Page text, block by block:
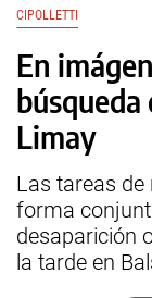
CIPOLLETTI
En
búsqueda
Limay
Las tareas de
forma
desaparición
la tarde en